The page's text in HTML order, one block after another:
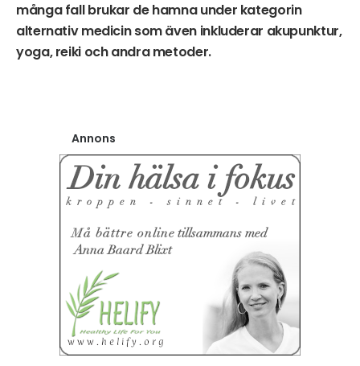
många fall brukar de hamna under kategorin
alternativ medicin som även inkluderar akupunktur,
yoga, reiki och andra metoder.
Annons